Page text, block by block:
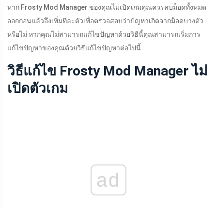
หาก Frosty Mod Manager ของคุณไม่เปิดเกมคุณควรลบม็อดทั้งหมด
ออกก่อนแล้วจึงเพิ่มทีละตัวเพื่อตรวจสอบว่าปัญหาเกิดจากม็อดบางตัว
หรือไม่ หากคุณไม่สามารถแก้ไขปัญหาด้วยวิธีนี้คุณสามารถเริ่มการ
แก้ไขปัญหาของคุณด้วยวิธีแก้ไขปัญหาต่อไปนี้
วิธีแก้ไข Frosty Mod Manager ไม่
เปิดตัวเกม
ad